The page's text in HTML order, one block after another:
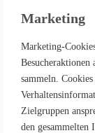
Marketing
Marketing-
sammeln.
Zielgruppen
den gesammelten